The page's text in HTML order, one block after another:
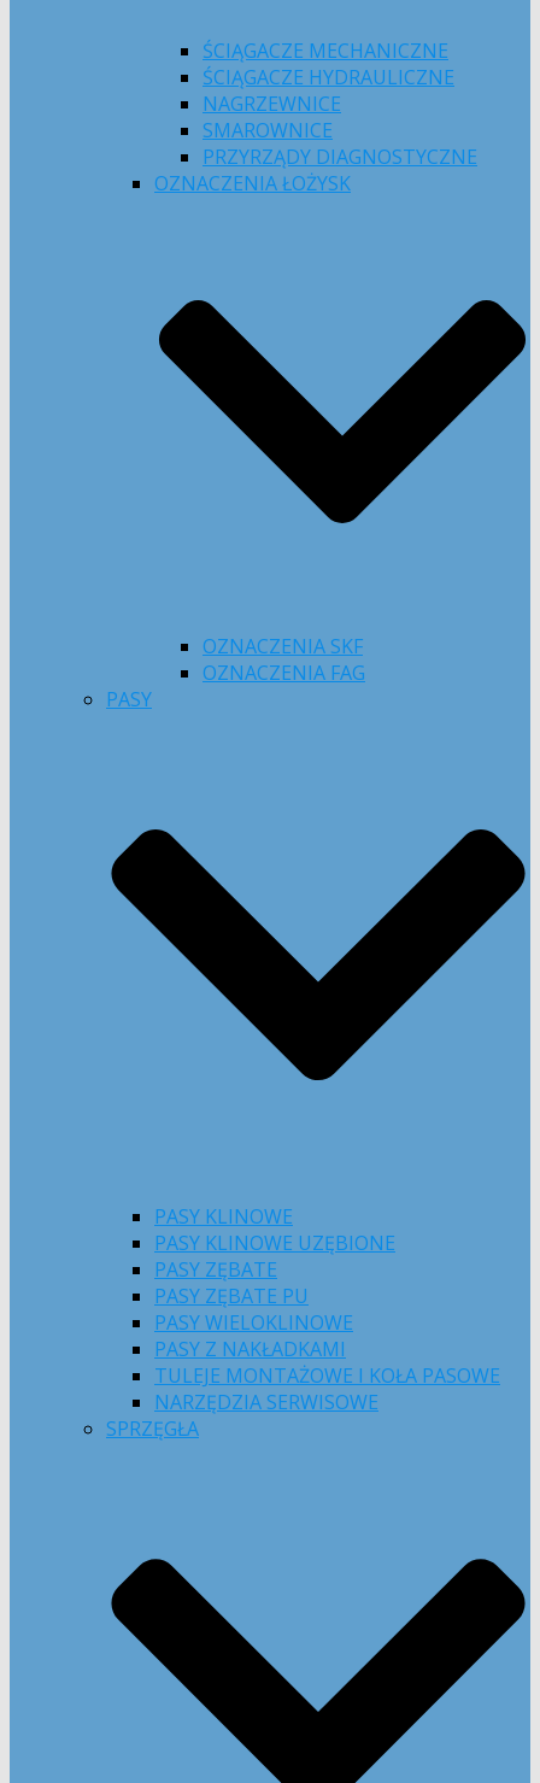
ŚCIĄGACZE MECHANICZNE
ŚCIĄGACZE HYDRAULICZNE
NAGRZEWNICE
SMAROWNICE
PRZYRZĄDY DIAGNOSTYCZNE
OZNACZENIA ŁOŻYSK
OZNACZENIA SKF
OZNACZENIA FAG
PASY
PASY KLINOWE
PASY KLINOWE UZĘBIONE
PASY ZĘBATE
PASY ZĘBATE PU
PASY WIELOKLINOWE
PASY Z NAKŁADKAMI
TULEJE MONTAŻOWE I KOŁA PASOWE
NARZĘDZIA SERWISOWE
SPRZĘGŁA